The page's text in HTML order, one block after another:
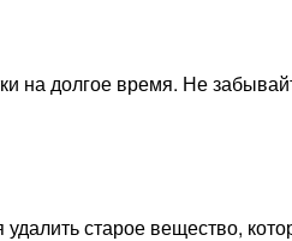
на долгое время. Не
старое вещество,